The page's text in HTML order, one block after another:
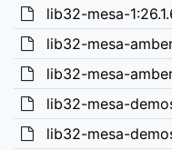
lib32-mesa-
lib32-mesa-
lib32-mesa-
lib32-mesa-
lib32-mesa-